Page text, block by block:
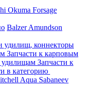
Okuma Forsage
BalzerAmundson
удилищ, коннекторы
Запчасти к карповым
удилищам Запчасти к
в категорию
Aqua Sabaneev